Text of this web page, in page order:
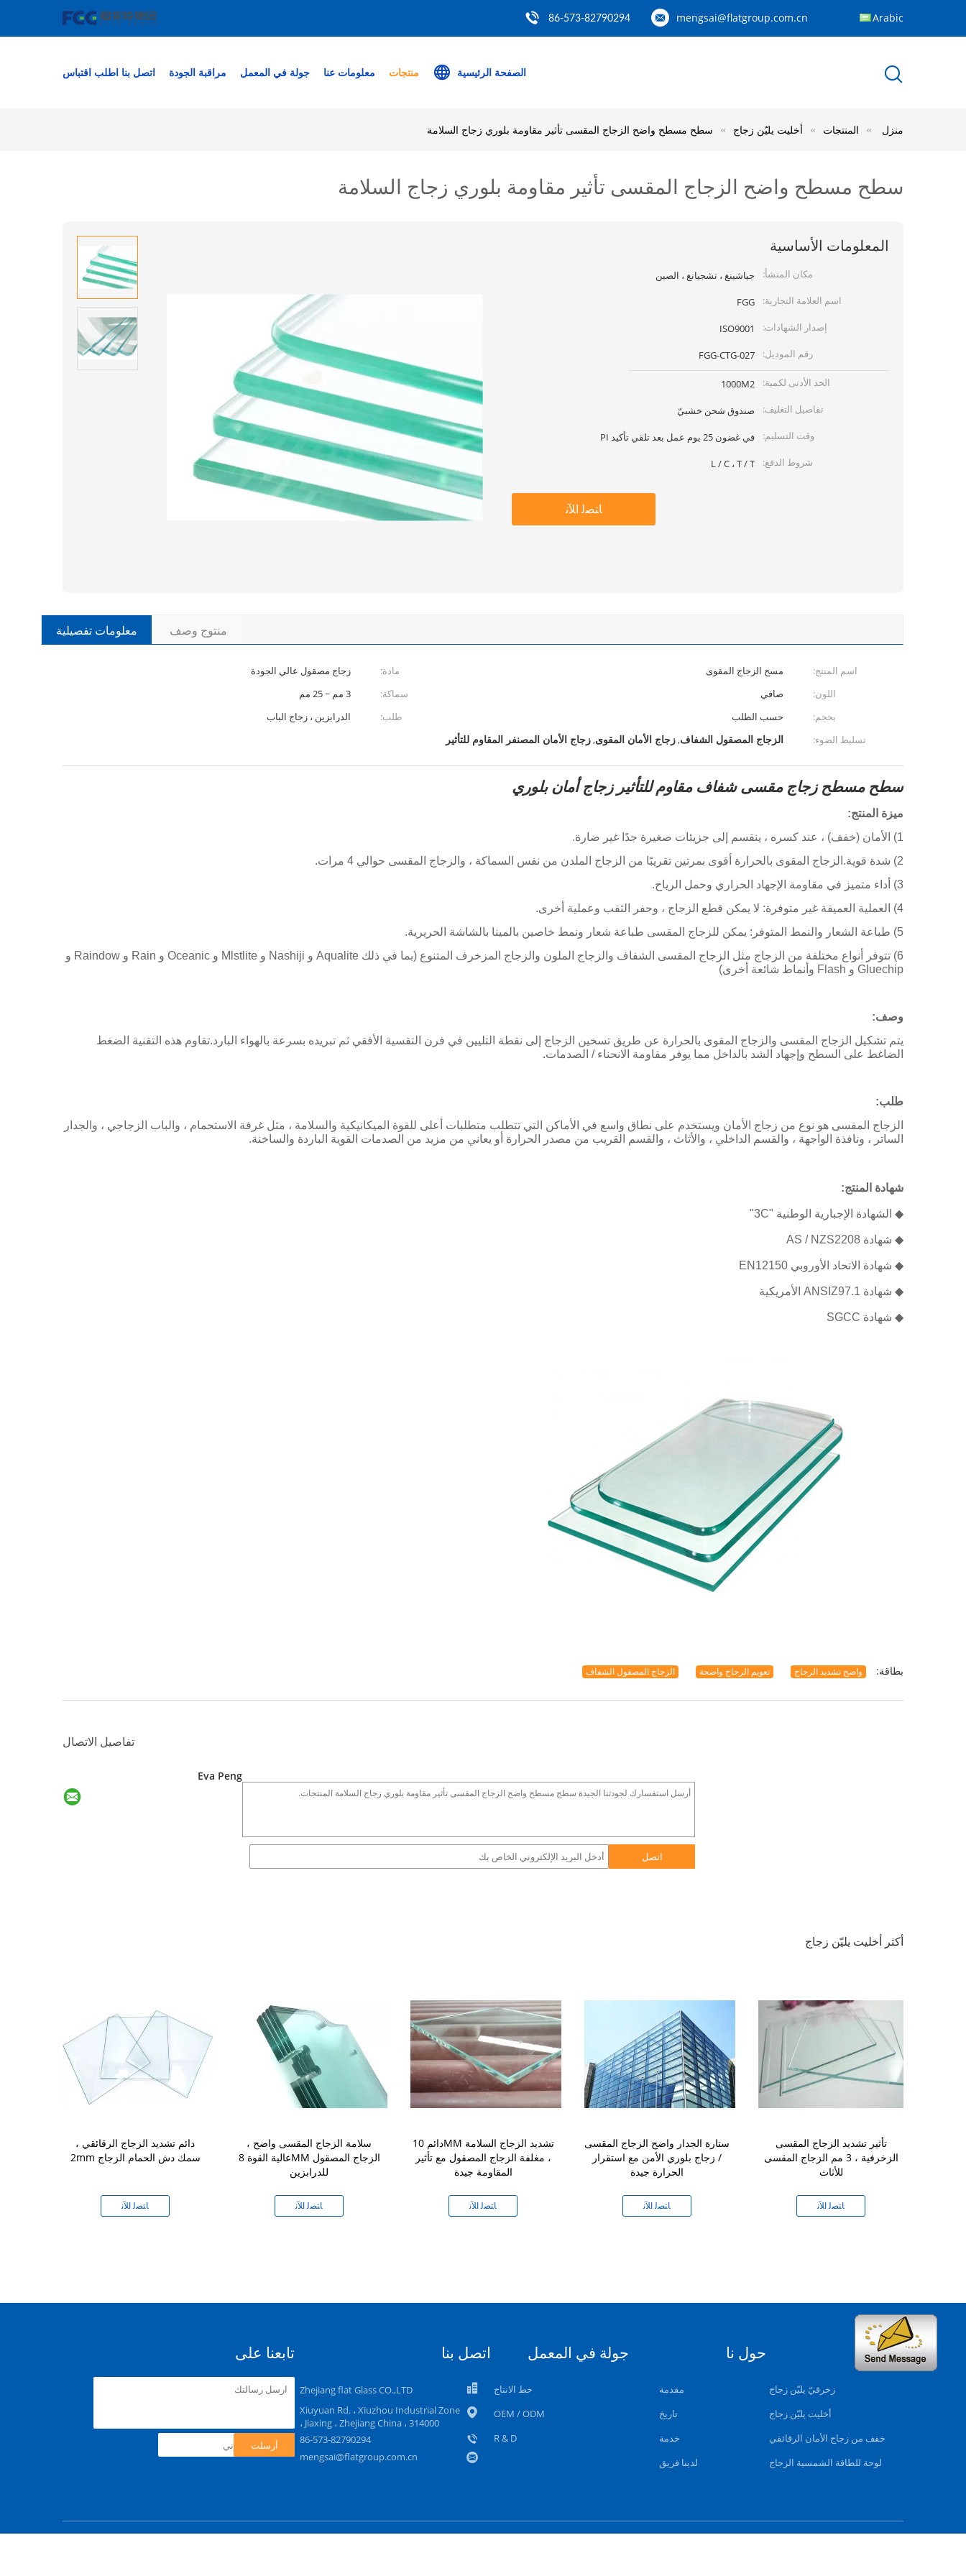
mengsai@flatgroup.com.cn
86-573-82790294 Arabic
الصفحة الرئيسية منتجات معلومات عنا جولة في المعمل مراقبة الجودة اتصل بنا اطلب اقتباس
منزل المنتجات أخليت يليّن زجاج سطح مسطح واضح الزجاج المقسى تأثير مقاومة بلوري زجاج السلامة
سطح مسطح واضح الزجاج المقسى تأثير مقاومة بلوري زجاج السلامة
المعلومات الأساسية
مكان المنشأ:
جياشينغ ، تشجيانغ ، الصين
اسم العلامة التجارية:
FGG
إصدار الشهادات:
ISO9001
رقم الموديل:
FGG-CTG-027
الحد الأدنى لكمية:
1000M2
تفاصيل التغليف:
صندوق شحن خشبيّ
وقت التسليم:
في غضون 25 يوم عمل بعد تلقي تأكيد PI
شروط الدفع:
L / C ، T / T
ﺎﺘﺼﻟ ﺍﻶﻧ
معلومات تفصيلية منتوج وصف
اسم المنتج: مسح الزجاج المقوى مادة:
زجاج مصقول عالي الجودة
اللون:
صافي سماكة:
3 مم ~ 25 مم
بحجم:
حسب الطلب طلب:
الدرابزين ، زجاج الباب
تسليط الضوء:
الزجاج المصقول الشفاف,زجاج الأمان المقوى,زجاج الأمان المصنفر المقاوم للتأثير
سطح مسطح زجاج مقسى شفاف مقاوم للتأثير زجاج أمان بلوري
ميزة المنتج:
1) الأمان (خفف) ، عند كسره ، ينقسم إلى جزيئات صغيرة جدًا غير ضارة.
2) شدة قوية.الزجاج المقوى بالحرارة أقوى بمرتين تقريبًا من الزجاج الملدن من نفس السماكة ، والزجاج المقسى حوالي 4 مرات.
3) أداء متميز في مقاومة الإجهاد الحراري وحمل الرياح.
4) العملية العميقة غير متوفرة: لا يمكن قطع الزجاج ، وحفر الثقب وعملية أخرى.
5) طباعة الشعار والنمط المتوفر: يمكن للزجاج المقسى طباعة شعار ونمط خاصين بالمينا بالشاشة الحريرية.
6) تتوفر أنواع مختلفة من الزجاج مثل الزجاج المقسى الشفاف والزجاج الملون والزجاج المزخرف المتنوع (بما في ذلك Aqualite و Nashiji و Mlstlite و Oceanic و Rain و Raindow و
Gluechip و Flash وأنماط شائعة أخرى)
وصف:
يتم تشكيل الزجاج المقسى والزجاج المقوى بالحرارة عن طريق تسخين الزجاج إلى نقطة التليين في فرن التقسية الأفقي ثم تبريده بسرعة بالهواء البارد.تقاوم هذه التقنية الضغط
الضاغط على السطح وإجهاد الشد بالداخل مما يوفر مقاومة الانحناء / الصدمات.
طلب:
الزجاج المقسى هو نوع من زجاج الأمان ويستخدم على نطاق واسع في الأماكن التي تتطلب متطلبات أعلى للقوة الميكانيكية والسلامة ، مثل غرفة الاستحمام ، والباب الزجاجي ، والجدار
الساتر ، ونافذة الواجهة ، والقسم الداخلي ، والأثاث ، والقسم القريب من مصدر الحرارة أو يعاني من مزيد من الصدمات القوية الباردة والساخنة.
شهادة المنتج:
◆ الشهادة الإجبارية الوطنية "3C"
◆ شهادة AS / NZS2208
◆ شهادة الاتحاد الأوروبي EN12150
◆ شهادة ANSIZ97.1 الأمريكية
◆ شهادة SGCC
بطاقة: واضح تشديد الزجاج تعويم الزجاج واضحة الزجاج المصقول الشفاف
تفاصيل الاتصال
Eva Peng
اتصل
أكثر أخليت يليّن زجاج
دائم تشديد الزجاج الرقائقي ،
2mm سمك دش الحمام الزجاج
ﺎﺘﺼﻟ ﺍﻶﻧ
سلامة الزجاج المقسى واضح ،
عالية القوة 8MM الزجاج المصقول
للدرابزين
ﺎﺘﺼﻟ ﺍﻶﻧ
دائم 10MM تشديد الزجاج السلامة
، مغلفة الزجاج المصقول مع تأثير
المقاومة جيدة
ﺎﺘﺼﻟ ﺍﻶﻧ
ستارة الجدار واضح الزجاج المقسى
/ زجاج بلوري الأمن مع استقرار
الحرارة جيدة
ﺎﺘﺼﻟ ﺍﻶﻧ
تأثير تشديد الزجاج المقسى
الزخرفية ، 3 مم الزجاج المقسى
للأثاث
ﺎﺘﺼﻟ ﺍﻶﻧ
الاقسام
زخرفيّ يليّن زجاج
أخليت يليّن زجاج
خفف من زجاج الأمان الرقائقي
لوحة للطاقة الشمسية الزجاج
حول نا
مقدمة
تاريخ
خدمة
لدينا فريق
جولة في المعمل
خط الانتاج
OEM / ODM
R & D
اتصل بنا
Zhejiang flat Glass CO.,LTD
Xiuyuan Rd. ، Xiuzhou Industrial Zone
، Jiaxing ، Zhejiang China ، 314000
86-573-82790294
mengsai@flatgroup.com.cn
تابعنا على
أرسلت